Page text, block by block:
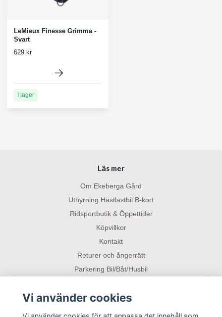
LeMieux Finesse Grimma -
Svart
629 kr
I lager
Läs mer
Om Ekeberga Gård
Uthyrning Hästlastbil B-kort
Ridsportbutik & Öppettider
Köpvillkor
Kontakt
Returer och ångerrätt
Parkering Bil/Båt/Husbil
Sociala medier
Vi använder cookies